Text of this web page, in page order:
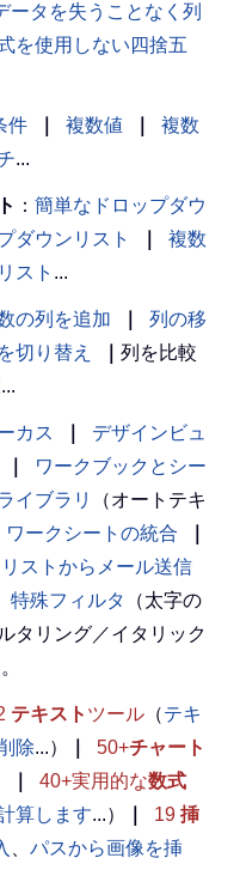
ータを失うことなく列
を使用しない四捨五
件 複数値
複数
...
： 簡単なドロップダウ
ダウンリスト
複数
スト ...
の列を追加
列の移
切り替え
列を比較
...
カス
デザインビュ
ワークブックとシー
イブラリ
（オートテキ
ワークシートの統合
リストからメール送信
特殊フィルタ
（太字の
タリング／イタリック
テキスト ツール （テキ
除...） 50+チャート
40+実用的な数式
算します...） 19 挿
パスから画像を挿